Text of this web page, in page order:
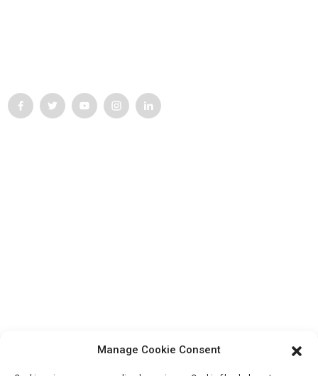
HuiZhou, 516157, Chine
fannie@hzdlpack.com
Manage Cookie Consent